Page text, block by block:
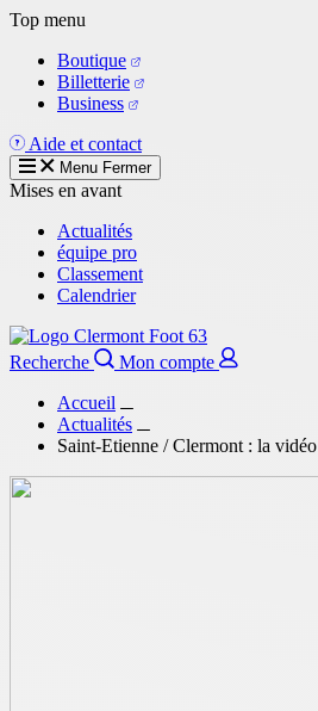
Aller
contenu
principal
Top menu
Boutique
Billetterie
Business
Aide et contact
Menu Fermer
Mises en avant
Actualités
équipe pro
Classement
Calendrier
Recherche
Mon compte
Accueil
Actualités
Saint-Etienne / Clermont : la vidéo